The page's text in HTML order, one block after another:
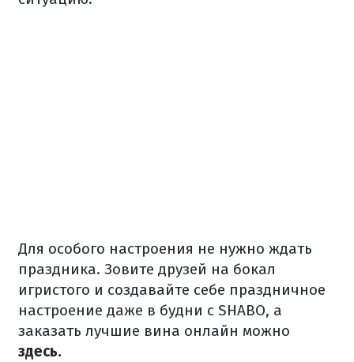
Для особого настроения не нужно ждать
праздника. Зовите друзей на бокал
игристого и создавайте себе праздничное
настроение даже в будни с SHABO, а
заказать лучшие вина онлайн можно
здесь.